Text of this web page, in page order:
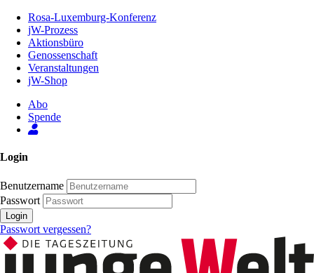
Inhalt
Seite
Rosa-Luxemburg-Konferenz
jW-Prozess
Aktionsbüro
Genossenschaft
Veranstaltungen
jW-Shop
Abo
Spende
Login
Benutzername
Passwort
Login
Passwort vergessen?